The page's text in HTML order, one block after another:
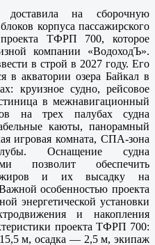
доставила на сборочную
корпуса пассажирского
проекта ТФРП 700, которое
компании «ВодоходЪ».
в строй в 2027 году. Его
в акватории озера Байкал в
круизное судно, рейсовое
в межнавигационный
на трех палубах судна
каюты, панорамный
игровая комната, СПА-зона
Оснащение судна
позволит обеспечить
и их высадку на
особенностью проекта
энергетической установки
и накопления
проекта ТФРП 700:
м, осадка — 2,5 м, экипаж